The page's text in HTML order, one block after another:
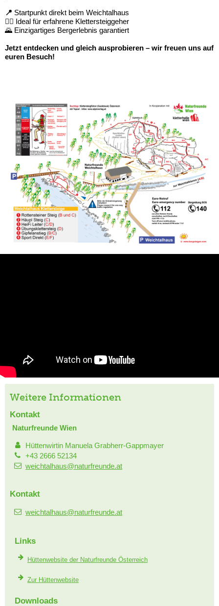
📍 Startpunkt direkt beim Weichtalhaus
🧗‍♀️ Ideal für erfahrene Klettersteiggeher
🌄 Einzigartiges Bergerlebnis garantiert
Jetzt entdecken und gleich ausprobieren – wir freuen uns auf
euren Besuch!
Weitere Informationen
Kontakt
Naturfreunde Wien
Hüttenwirtin Manuela Grabherr-Gappmayer
+43 2666 52134
weichtalhaus@naturfreunde.at
Kontakt
weichtalhaus@naturfreunde.at
Links
Hüttenwebsite der Naturfreunde Österreich
Zur Hüttenwebsite
Downloads